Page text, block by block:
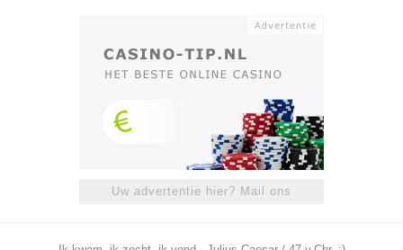
Uw advertentie hier? Mail ons